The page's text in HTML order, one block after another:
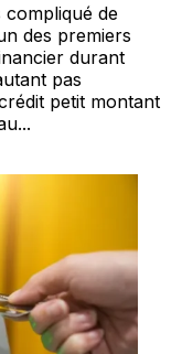
compliqué de
des premiers
durant
pas
petit montant